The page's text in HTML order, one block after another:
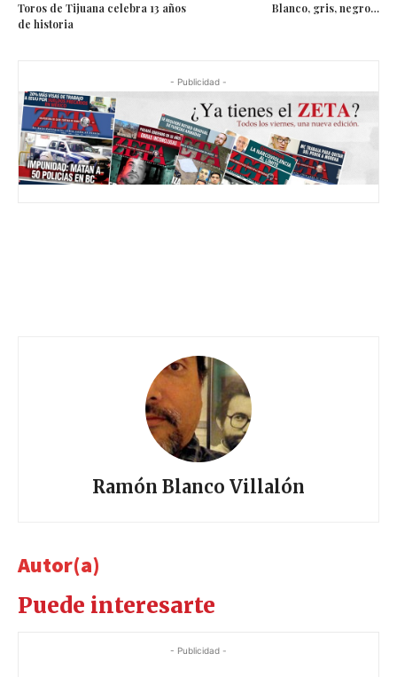
Toros de Tijuana celebra 13 años
de historia
Blanco, gris, negro…
- Publicidad -
Ramón Blanco Villalón
Autor(a)
Puede interesarte
- Publicidad -